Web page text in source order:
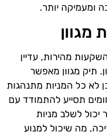
ומעמיקה יותר.
מגוון
מהירות, עדיין
תיק מגוון מאפשר
לא כל המניות מתנהגות
תסייע להתמודד עם
יכול לשלב מניות
מה שיכול למנוע